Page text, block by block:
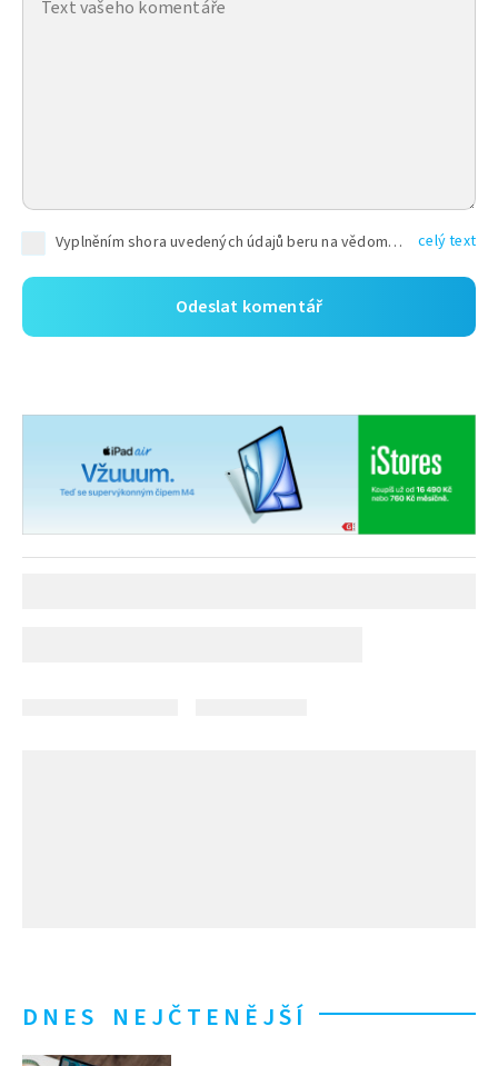
Vyplněním shora uvedených údajů beru na vědomí, že společnost TEXT FACTORY s.r.o., sídlem Brno, Durďákova 336/29, Černá Pole, PSČ: 613 00, IČ: 06157831, zapsané u Krajského soudu v Brně, oddíl C, vložka 100399, bude zpracovávat mé osobní údaje uvedené v rámci mnou vyplněného registračního formuláře na základě oprávněných zájmů TEXT FACTORY s.r.o. dle čl. 6 odst. 1 písm. f) GDPR a pro splnění právních povinností (čl. 6 odst. 1 písm. c) GDPR), a to pro tyto účely: nezbytnost zajistit oprávnění návštěvníka webových stránek provozovaných společností TEXT FACTORY s.r.o. přispívat aktivně ke zveřejněným článkům nebo v rámci diskusních fór a výkon práv TEXT FACTORY s.r.o. jako administrátora těchto diskusních fór. Více informací o zpracování osobních údajů a právech lze nalézt v celý text
DNES NEJČTENĚJŠÍ